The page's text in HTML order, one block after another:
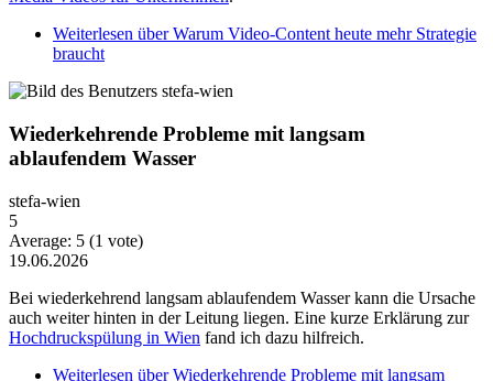
Weiterlesen über Warum Video-Content heute mehr Strategie
braucht
Wiederkehrende Probleme mit langsam
ablaufendem Wasser
stefa-wien
5
Average: 5 (1 vote)
19.06.2026
Bei wiederkehrend langsam ablaufendem Wasser kann die Ursache
auch weiter hinten in der Leitung liegen. Eine kurze Erklärung zur
Hochdruckspülung in Wien fand ich dazu hilfreich.
Weiterlesen über Wiederkehrende Probleme mit langsam